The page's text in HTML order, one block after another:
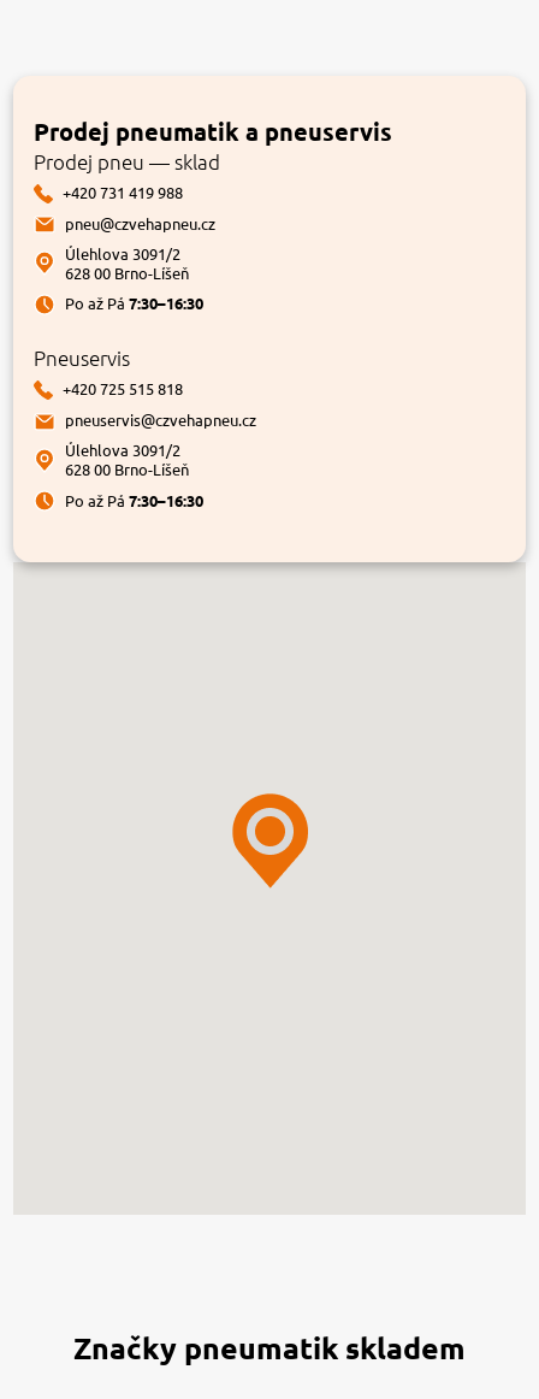
Prodej pneumatik a pneuservis
Prodej pneu — sklad
+420 731 419 988
pneu@czvehapneu.cz
Úlehlova 3091/2
628 00 Brno-Líšeň
Po až Pá7:30–16:30
Pneuservis
+420 725 515 818
pneuservis@czvehapneu.cz
Úlehlova 3091/2
628 00 Brno-Líšeň
Po až Pá7:30–16:30
Značky pneumatik skladem